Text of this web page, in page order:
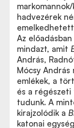
hadvezérek
Az
mindazt, amit
András,
Mócsy András
emlékek, a
és a
tudunk. A
kirajzolódik a
katonai